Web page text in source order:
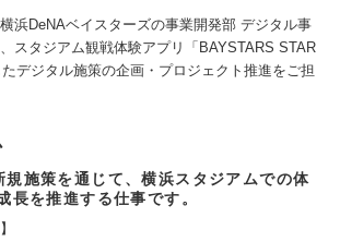
浜DeNAベイスターズの事業開発部 デジタル事
スタジアム観戦体験アプリ「BAYSTARS STAR
デジタル施策の企画・プロジェクト推進をご担
規施策を通じて、横浜スタジアムでの体
長を推進する仕事です。